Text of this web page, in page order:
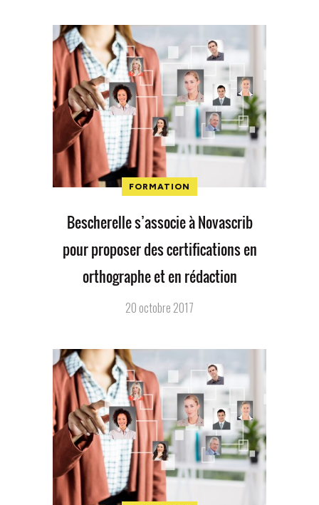
FORMATION
Bescherelle s’associe à Novascrib
pour proposer des certifications en
orthographe et en rédaction
20 octobre 2017